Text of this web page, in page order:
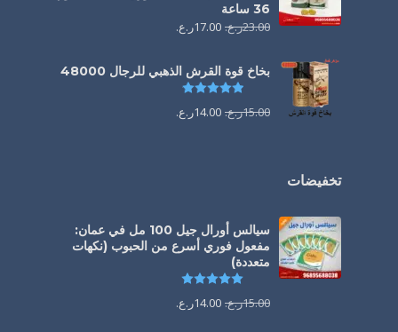
36 ساعة
23.00ر.ع. 17.00ر.ع.
بخاخ قوة القرش الذهبي للرجال 48000
تم التقييم
15.00ر.ع. 14.00ر.ع.
تخفيضات
سيالس أورال جيل 100 مل في عمان:
مفعول فوري أسرع من الحبوب (نكهات
متعددة)
15.00ر.ع. 14.00ر.ع.